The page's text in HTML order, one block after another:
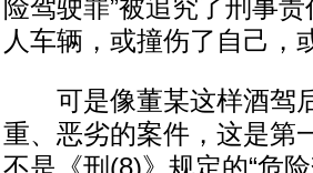
险驾驶罪”被追究了刑事
人车辆，或撞伤了自己，
可是像董某这样酒驾后
重、恶劣的案件，这是第